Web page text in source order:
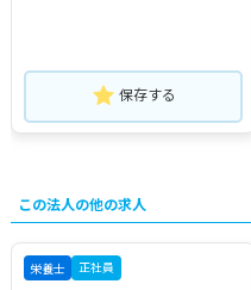
保存する
この法人の他の求人
栄養士 正社員